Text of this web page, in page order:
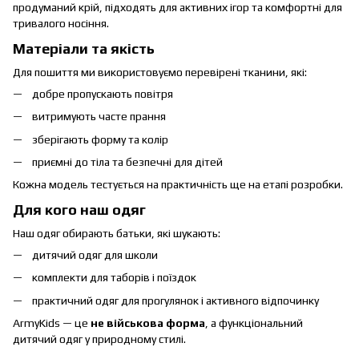
продуманий крій, підходять для активних ігор та комфортні для
тривалого носіння.
Матеріали та якість
Для пошиття ми використовуємо перевірені тканини, які:
добре пропускають повітря
витримують часте прання
зберігають форму та колір
приємні до тіла та безпечні для дітей
Кожна модель тестується на практичність ще на етапі розробки.
Для кого наш одяг
Наш одяг обирають батьки, які шукають:
дитячий одяг для школи
комплекти для таборів і поїздок
практичний одяг для прогулянок і активного відпочинку
ArmyKids — це не військова форма , а функціональний
дитячий одяг у природному стилі.